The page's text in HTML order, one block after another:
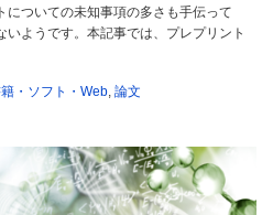
ついての未知事項の多さも手伝って
ようです。本記事では、プレプリント
・ソフト・Web 論文